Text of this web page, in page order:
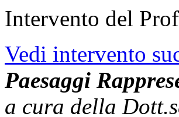
Intervento del
Vedi intervento
Paesaggi
a cura della